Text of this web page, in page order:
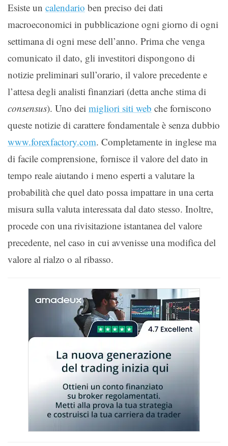
Esiste un calendario ben preciso dei dati
macroeconomici in pubblicazione ogni giorno di ogni
settimana di ogni mese dell’anno. Prima che venga
comunicato il dato, gli investitori dispongono di
notizie preliminari sull’orario, il valore precedente e
l’attesa degli analisti finanziari (detta anche stima di
consensus). Uno dei migliori siti web che forniscono
queste notizie di carattere fondamentale è senza dubbio
www.forexfactory.com. Completamente in inglese ma
di facile comprensione, fornisce il valore del dato in
tempo reale aiutando i meno esperti a valutare la
probabilità che quel dato possa impattare in una certa
misura sulla valuta interessata dal dato stesso. Inoltre,
procede con una rivisitazione istantanea del valore
precedente, nel caso in cui avvenisse una modifica del
valore al rialzo o al ribasso.